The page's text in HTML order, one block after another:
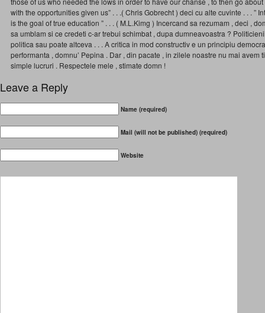
with the opportunities given us” . . .( Chris Gobrecht ) deci cu alte cuvinte . . . ”
is the goal of true education ” . . . ( M.L.Kimg ) Incercand sa rezumam , deci ,
sa umblam si ce credeti c-ar trebui schimbat , dupa dumneavoastra ?
politica sau poate altceva . . . A critica in mod constructiv e un principiu
performanta , domnu’ Pepina . Dar , din pacate , in zilele noastre nu mai avem
simple lucruri . Respectele mele , stimate domn !
Leave a Reply
Name (required)
Mail (will not be published) (required)
Website